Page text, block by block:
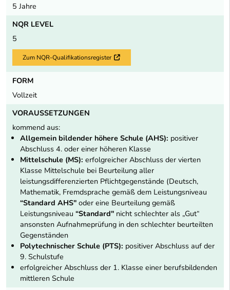
5 Jahre
NQR LEVEL
5
Zum NQR-Qualifikationsregister Externer Link
FORM
Vollzeit
VORAUSSETZUNGEN
kommend aus:
Allgemein bildender höhere Schule (AHS): positiver
Abschluss 4. oder einer höheren Klasse
Mittelschule (MS): erfolgreicher Abschluss der vierten
Klasse Mittelschule bei Beurteilung aller
leistungsdifferenzierten Pflichtgegenstände (Deutsch,
Mathematik, Fremdsprache gemäß dem Leistungsniveau
“Standard AHS" oder eine Beurteilung gemäß
Leistungsniveau “Standard" nicht schlechter als „Gut“
ansonsten Aufnahmeprüfung in den schlechter beurteilten
Gegenständen
Polytechnischer Schule (PTS): positiver Abschluss auf der
9. Schulstufe
erfolgreicher Abschluss der 1. Klasse einer berufsbildenden
mittleren Schule